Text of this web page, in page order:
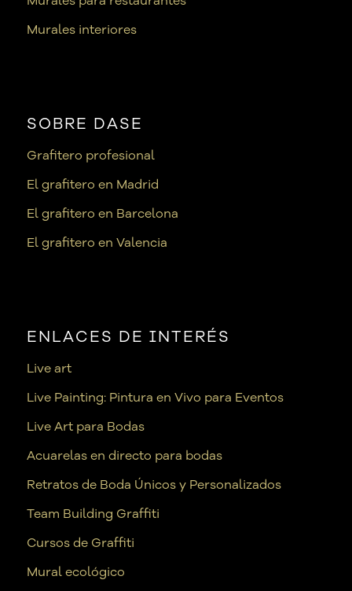
Murales interiores
SOBRE DASE
Grafitero profesional
El grafitero en Madrid
El grafitero en Barcelona
El grafitero en Valencia
ENLACES DE INTERÉS
Live art
Live Painting: Pintura en Vivo para Eventos
Live Art para Bodas
Acuarelas en directo para bodas
Retratos de Boda Únicos y Personalizados
Team Building Graffiti
Cursos de Graffiti
Mural ecológico